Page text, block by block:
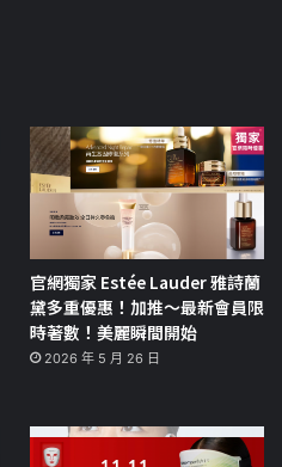
官網獨家 Estée Lauder 雅詩蘭
黛多重優惠！加推～最新會員限
時著數！美麗瞬間開始
2026 年 5 月 26 日